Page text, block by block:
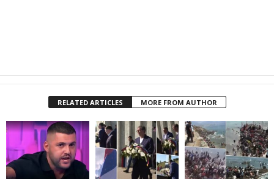
RELATED ARTICLES MORE FROM AUTHOR